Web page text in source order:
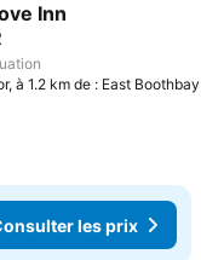
favoris
Inn
à 1.2 km de : East Boothbay
les prix